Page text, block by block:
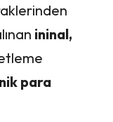
ininal,
para